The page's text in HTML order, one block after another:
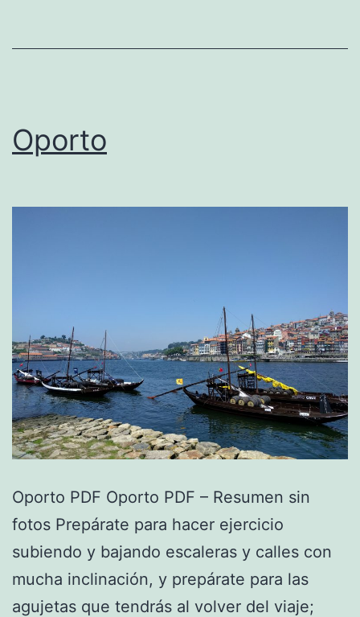
Oporto
Oporto PDF Oporto PDF – Resumen sin
fotos Prepárate para hacer ejercicio
subiendo y bajando escaleras y calles con
mucha inclinación, y prepárate para las
agujetas que tendrás al volver del viaje;